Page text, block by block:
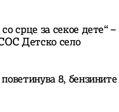
срце за секое дете“
Детско село
8,